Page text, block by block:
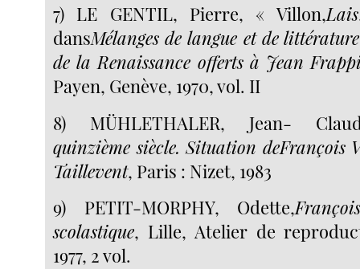
7) LE GENTIL, Pierre, « Villon,Lais
dansMélanges de langue et de
de la Renaissance offerts à Jean
Payen, Genève, 1970, vol. II
8) MÜHLETHALER, Jean-
quinzième siècle. Situation deFrançois
Taillevent, Paris : Nizet, 1983
9) PETIT-MORPHY, Odette,
scolastique, Lille, Atelier de
1977, 2 vol.